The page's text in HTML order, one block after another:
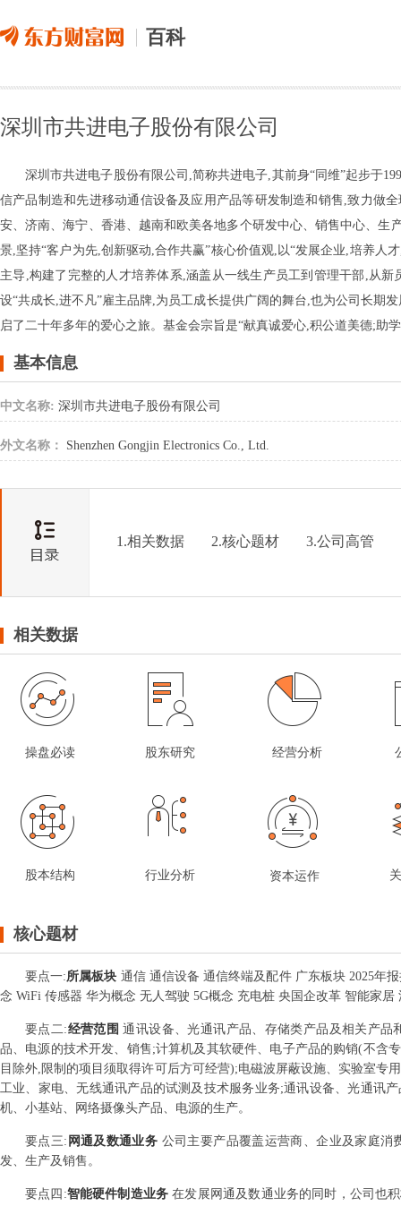
百科
深圳市共进电子股份有限公司
深圳市共进电子股份有限公司,简称共进电子,其前身“同维”起步于
信产品制造和先进移动通信设备及应用产品等研发制造和销售,致力做
安、济南、海宁、香港、越南和欧美各地多个研发中心、销售中心、生
景,坚持“客户为先,创新驱动,合作共赢”核心价值观,以“发展企业,培养人
主导,构建了完整的人才培养体系,涵盖从一线生产员工到管理干部,从
设“共成长,进不凡”雇主品牌,为员工成长提供广阔的舞台,也为公司长期
启了二十年多年的爱心之旅。基金会宗旨是“献真诚爱心,积公道美德;助
基本信息
中文名称: 深圳市共进电子股份有限公司
外文名称： Shenzhen Gongjin Electronics Co., Ltd.
1.相关数据 2.核心题材 3.公司高管
相关数据
操盘必读 股东研究 经营分析
股本结构 行业分析 资本运作
核心题材
要点一:所属板块 通信 通信设备 通信终端及配件 广东板块 2025年
念 WiFi 传感器 华为概念 无人驾驶 5G概念 充电桩 央国企改革 智能家居
要点二:经营范围通讯设备、光通讯产品、存储类产品及相关产
品、电源的技术开发、销售;计算机及其软硬件、电子产品的购销(不含
目除外,限制的项目须取得许可后方可经营);电磁波屏蔽设施、实验室
工业、家电、无线通讯产品的试测及技术服务业务;通讯设备、光通讯
机、小基站、网络摄像头产品、电源的生产。
要点三: 网通及数通业务 公司主要产品覆盖运营商、企业及家庭
发、生产及销售。
要点 四 :智能硬件制造业务在发展网通及数通业务的同时，公司也